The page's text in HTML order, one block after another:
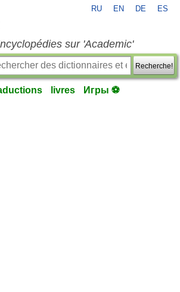
RU EN DE ES
sur 'Academic'
Recherche!
livres Игры ⚽